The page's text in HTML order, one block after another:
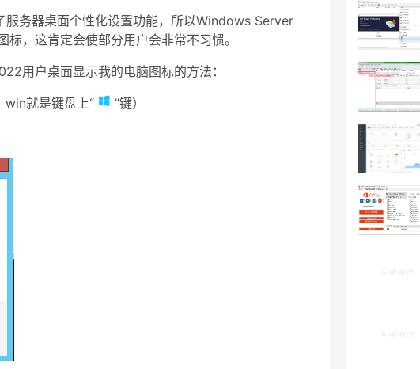
务器桌面个性化设置功能，所以Windows Server
，这肯定会使部分用户会非常不习惯。
用户桌面显示我的电脑图标的方法：
win就是键盘上“ ”键）